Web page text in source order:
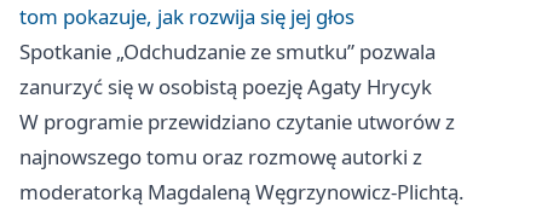
tom pokazuje, jak rozwija się jej głos
Spotkanie „Odchudzanie ze smutku” pozwala
zanurzyć się w osobistą poezję Agaty Hrycyk
W programie przewidziano czytanie utworów z
najnowszego tomu oraz rozmowę autorki z
moderatorką Magdaleną Węgrzynowicz-Plichtą.